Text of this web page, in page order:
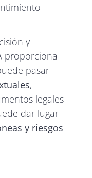
y
proporciona
pasar
,
legales
dar lugar
y riesgos